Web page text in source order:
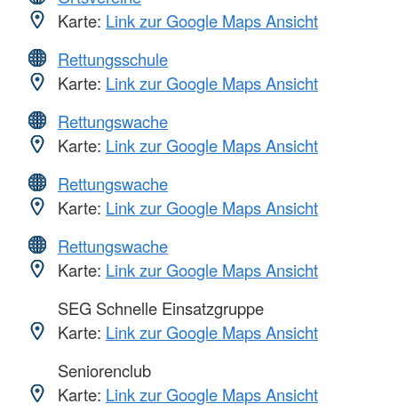
Karte: Link zur Google Maps Ansicht
Rettungsschule
Karte: Link zur Google Maps Ansicht
Rettungswache
Karte: Link zur Google Maps Ansicht
Rettungswache
Karte: Link zur Google Maps Ansicht
Rettungswache
Karte: Link zur Google Maps Ansicht
SEG Schnelle Einsatzgruppe
Karte: Link zur Google Maps Ansicht
Seniorenclub
Karte: Link zur Google Maps Ansicht